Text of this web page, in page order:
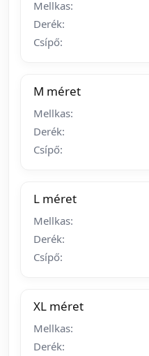
Mellkas:
Derék:
Csípő:
M méret
Mellkas:
Derék:
Csípő:
L méret
Mellkas:
Derék:
Csípő:
XL méret
Mellkas:
Derék: